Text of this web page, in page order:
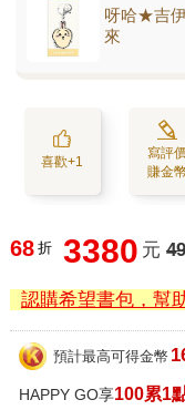
呀哈★吉
來
喜歡+1
寫評
賺金
68 折 3380 元
認購希望書包，幫
預計最高可得金幣
HAPPY GO享100累1